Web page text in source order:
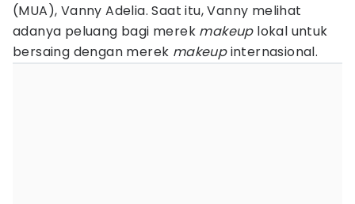
(MUA), Vanny Adelia. Saat itu, Vanny melihat
adanya peluang bagi merek makeuplokal untuk
bersaing dengan merek makeupinternasional.